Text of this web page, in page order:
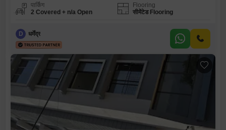
पार्किंग
2 Covered + n/a Open
Flooring
सीमेंटेड Flooring
D धर्मेंद्र